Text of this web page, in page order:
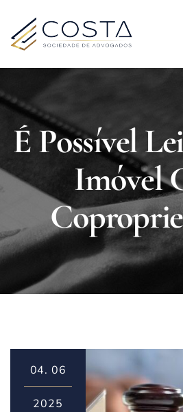
É Possível
Imóvel
04. 06
2025